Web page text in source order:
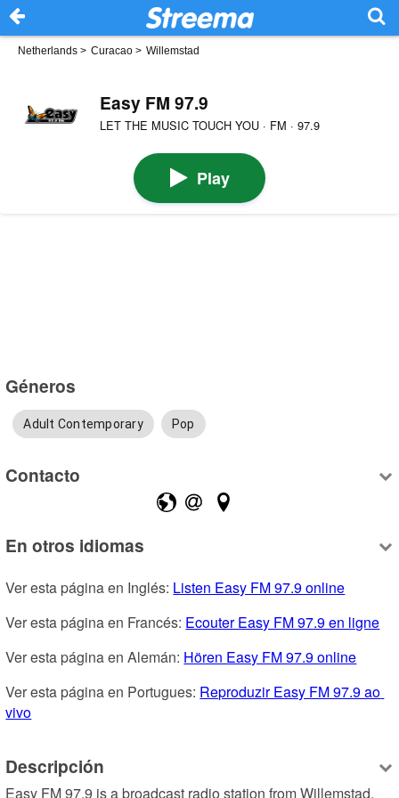
Netherlands > Curacao > Willemstad
Easy FM 97.9
LET THE MUSIC TOUCH YOU · FM · 97.9
Play
Géneros
Adult Contemporary Pop
Contacto
En otros idiomas
Ver esta página en Inglés: Listen Easy FM 97.9 online
Ver esta página en Francés: Ecouter Easy FM 97.9 en ligne
Ver esta página en Alemán: Hören Easy FM 97.9 online
Ver esta página en Portugues: Reproduzir Easy FM 97.9 ao
vivo
Descripción
Easy FM 97.9 is a broadcast radio station from Willemstad,